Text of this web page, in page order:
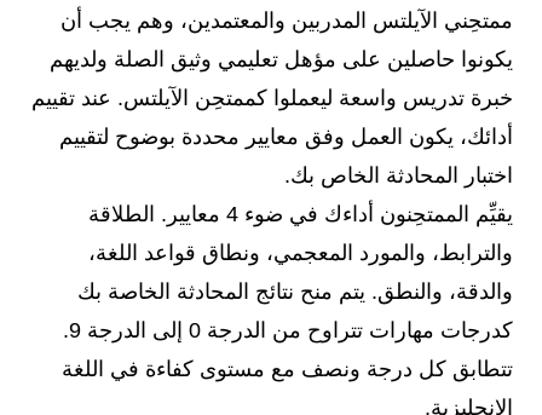
ممتحِني الآيلتس المدربين والمعتمدين، وهم يجب أن
يكونوا حاصلين على مؤهل تعليمي وثيق الصلة ولديهم
خبرة تدريس واسعة ليعملوا كممتحِن الآيلتس. عند تقييم
أدائك، يكون العمل وفق معايير محددة بوضوح لتقييم
اختبار المحادثة الخاص بك.
يقيِّم الممتحِنون أداءك في ضوء 4 معايير. الطلاقة
والترابط، والمورد المعجمي، ونطاق قواعد اللغة،
والدقة، والنطق. يتم منح نتائج المحادثة الخاصة بك
كدرجات مهارات تتراوح من الدرجة 0 إلى الدرجة 9.
تتطابق كل درجة ونصف مع مستوى كفاءة في اللغة
الإنجليزية.